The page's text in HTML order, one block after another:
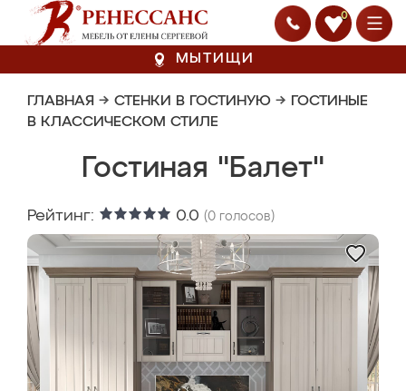
0
МЫТИЩИ
ГЛАВНАЯ → СТЕНКИ В ГОСТИНУЮ → ГОСТИНЫЕ
В КЛАССИЧЕСКОМ СТИЛЕ
Гостиная "Балет"
Рейтинг: 0.0 (0 голосов)